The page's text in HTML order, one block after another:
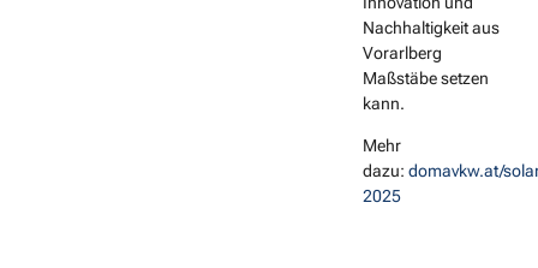
Nachhaltigkeit aus
Vorarlberg
Maßstäbe setzen
kann.
Mehr
dazu: domavkw.at/
2025